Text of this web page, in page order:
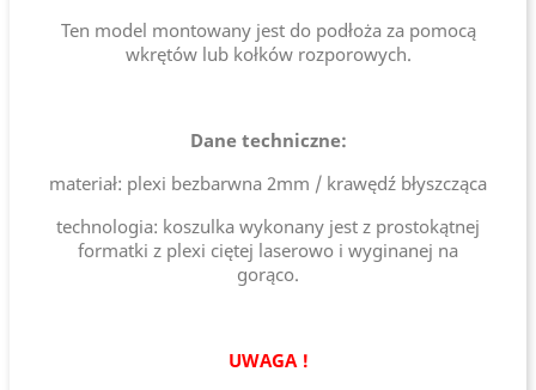
Ten model montowany jest do podłoża za pomocą
wkrętów lub kołków rozporowych.
Dane techniczne:
materiał: plexi bezbarwna 2mm / krawędź błyszcząca
technologia: koszulka wykonany jest z prostokątnej
formatki z plexi ciętej laserowo i wyginanej na
gorąco.
UWAGA !